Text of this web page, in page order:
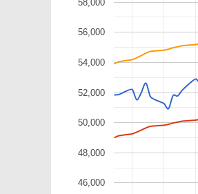
46,000
48,000
50,000
52,000
54,000
56,000